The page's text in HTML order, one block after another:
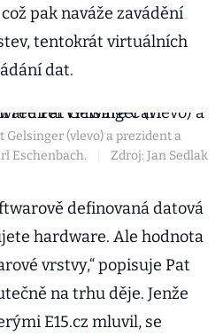
pak naváže zavádění
tentokrát virtuálních
dat.
(vlevo) a prezident a
Eschenbach.
Zdroj: Jan Sedlak
definovaná datová
hardware. Ale hodnota
vrstvy,“ popisuje Pat
na trhu děje. Jenže
E15.cz mluvil, se